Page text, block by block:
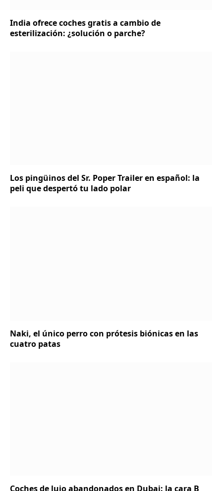
India ofrece coches gratis a cambio de
esterilización: ¿solución o parche?
Los pingüinos del Sr. Poper Trailer en español: la
peli que despertó tu lado polar
Naki, el único perro con prótesis biónicas en las
cuatro patas
Coches de lujo abandonados en Dubai: la cara B